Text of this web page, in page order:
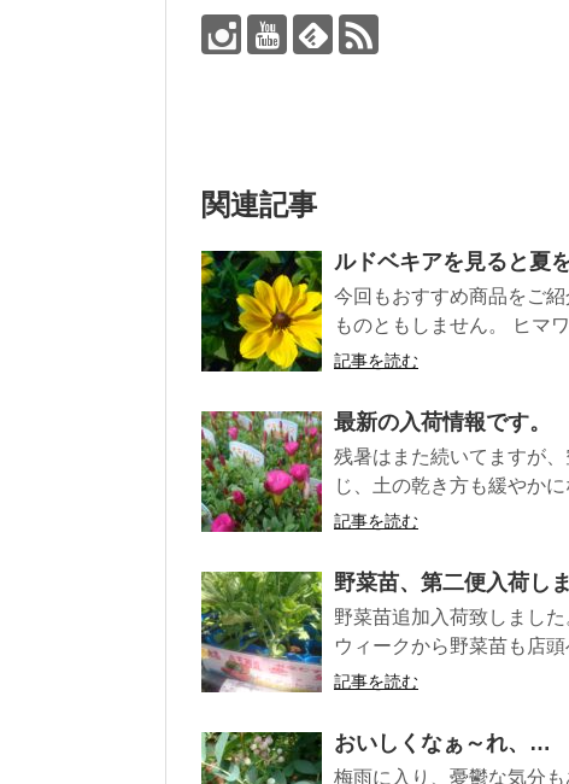
関連記事
ルドベキアを見ると夏
今回もおすすめ商品をご
ものともしません。 ヒマ
記事を読む
最新の入荷情報です。
残暑はまた続いてますが
じ、土の乾き方も緩やか
記事を読む
野菜苗、第二便入荷しま
野菜苗追加入荷致しまし
ウィークから野菜苗も店
記事を読む
おいしくなぁ～れ、…
梅雨に入り、憂鬱な気分